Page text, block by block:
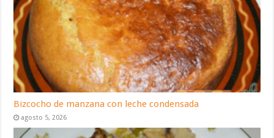
Bizcocho de manzana con leche condensada
agosto 5, 2026